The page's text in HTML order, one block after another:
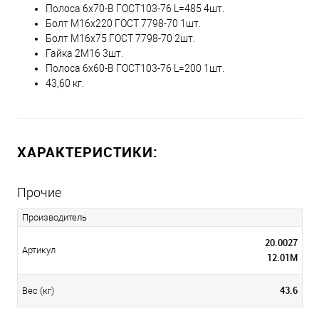
Полоса 6х70-В ГОСТ103-76 L=485 4шт.
Болт М16х220 ГОСТ 7798-70 1шт.
Болт М16х75 ГОСТ 7798-70 2шт.
Гайка 2М16 3шт.
Полоса 6х60-В ГОСТ103-76 L=200 1шт.
43,60 кг.
ХАРАКТЕРИСТИКИ:
Прочие
Производитель
Артикул
20.0027
12.01М
Вес (кг) 43.6